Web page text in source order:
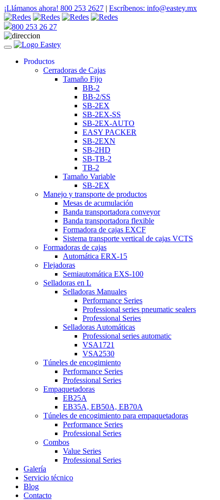
¡Llámanos ahora! 800 253 2627 | Escríbenos: info@eastey.mx
800 253 26 27
Productos
Cerradoras de Cajas
Tamaño Fijo
BB-2
BB-2/SS
SB-2EX
SB-2EX-SS
SB-2EX-AUTO
EASY PACKER
SB-2EXN
SB-2HD
SB-TB-2
TB-2
Tamaño Variable
SB-2EX
Manejo y transporte de productos
Mesas de acumulación
Banda transportadora conveyor
Banda transportadora flexible
Formadora de cajas EXCF
Sistema transporte vertical de cajas VCTS
Formadoras de cajas
Automática ERX-15
Flejadoras
Semiautomática EXS-100
Selladoras en L
Selladoras Manuales
Performance Series
Professional series pneumatic sealers
Professional Series
Selladoras Automáticas
Professional series automatic
VSA1721
VSA2530
Túneles de encogimiento
Performance Series
Professional Series
Empaquetadoras
EB25A
EB35A, EB50A, EB70A
Túneles de encogimiento para empaquetadoras
Performance Series
Professional Series
Combos
Value Series
Professional Series
Galería
Servicio técnico
Blog
Contacto